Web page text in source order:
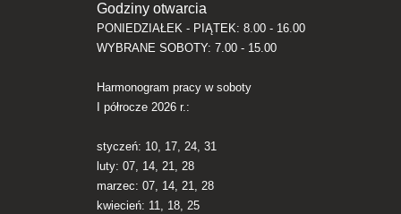
Godziny otwarcia
PONIEDZIAŁEK - PIĄTEK: 8.00 - 16.00
WYBRANE SOBOTY: 7.00 - 15.00
Harmonogram pracy w soboty
I półrocze 2026 r.:
styczeń: 10, 17, 24, 31
luty: 07, 14, 21, 28
marzec: 07, 14, 21, 28
kwiecień: 11, 18, 25